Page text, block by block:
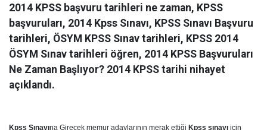
2014 KPSS başvuru tarihleri ne zaman, KPSS
başvuruları, 2014 Kpss Sınavı, KPSS Sınavı Başvuru
tarihleri, ÖSYM KPSS Sınav tarihleri, KPSS 2014
ÖSYM Sınav tarihleri öğren, 2014 KPSS Başvuruları
Ne Zaman Başlıyor? 2014 KPSS tarihi nihayet
açıklandı.
Kpss Sınavına Girecek memur adaylarının merak ettiği Kpss sınavı için